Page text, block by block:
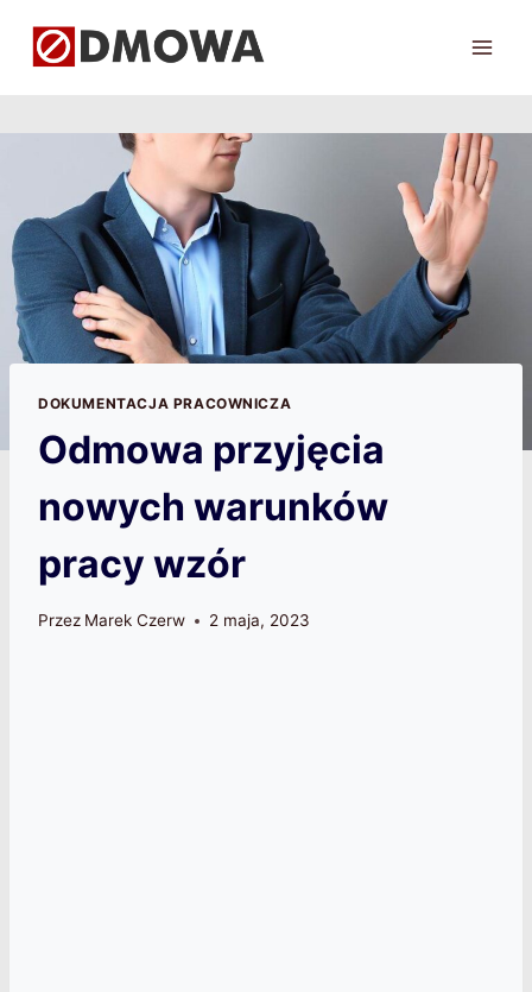
DOKUMENTACJA PRACOWNICZA
Odmowa przyjęcia
nowych warunków
pracy wzór
Przez Marek Czerw 2 maja, 2023